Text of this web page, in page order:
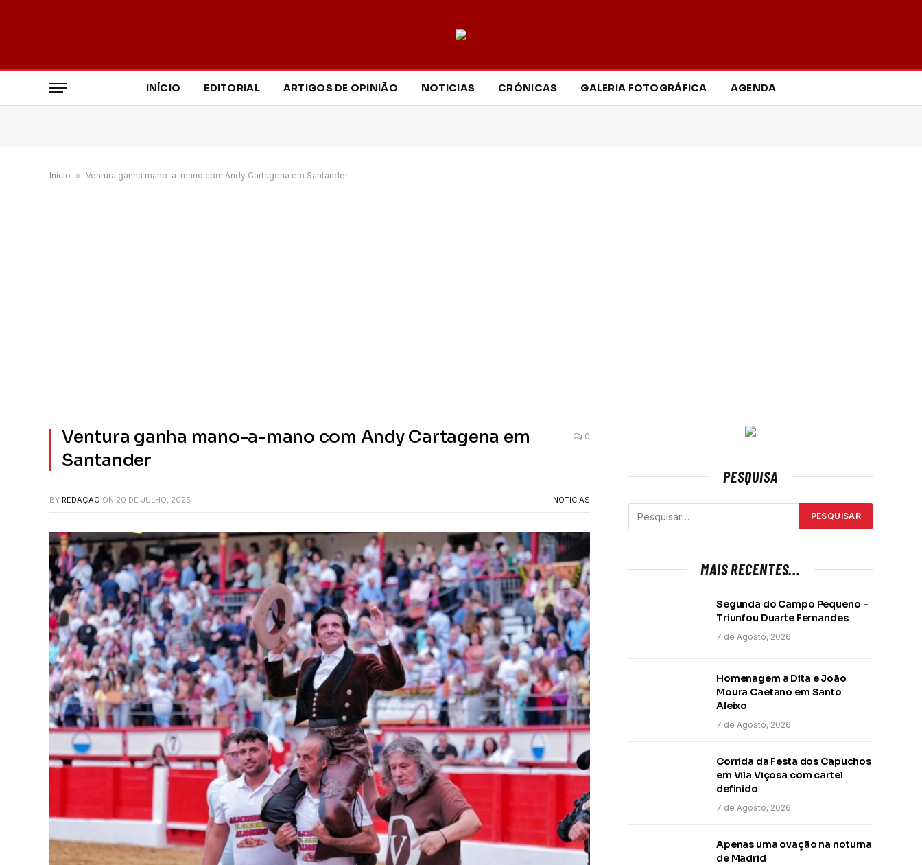
INÍCIO EDITORIAL ARTIGOS DE OPINIÃO NOTICIAS CRÓNICAS GALERIA FOTOGRÁFICA AGENDA
Início » Ventura ganha mano-a-mano com Andy Cartagena em Santander
Ventura ganha mano-a-mano com Andy Cartagena em
Santander
0
BY REDAÇÃO ON 20 DE JULHO, 2025 NOTICIAS
PESQUISA
MAIS RECENTES...
Segunda do Campo Pequeno –
Triunfou Duarte Fernandes
7 de Agosto, 2026
Homenagem a Dita e João
Moura Caetano em Santo
Aleixo
7 de Agosto, 2026
Corrida da Festa dos Capuchos
em Vila Viçosa com cartel
definido
7 de Agosto, 2026
Apenas uma ovação na noturna
de Madrid